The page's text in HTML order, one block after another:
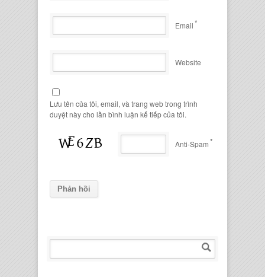
Email*
Website
Lưu tên của tôi, email, và trang web trong trình
duyệt này cho lần bình luận kế tiếp của tôi.
Anti-Spam*